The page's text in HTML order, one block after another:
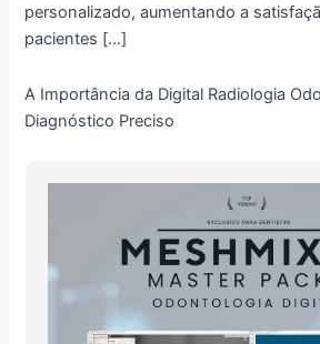
personalizado, aumentando a
pacientes […]
A Importância da Digital Radiologia
Diagnóstico Preciso